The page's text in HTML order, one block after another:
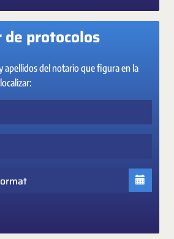
protocolos
apellidos del notario que figura en la